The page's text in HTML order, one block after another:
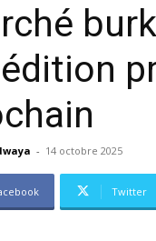
- 14 octobre 2025
Twitter